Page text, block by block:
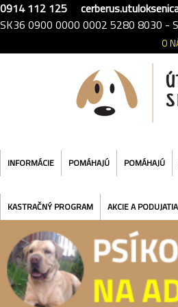
0914 112 125
SK36 0900 0000 0002 5280 8030 -
O
INFORMÁCIE POMÁHAJÚ POMÁHAJÚ
KASTRAČNÝ PROGRAM AKCIE A PODUJATIA